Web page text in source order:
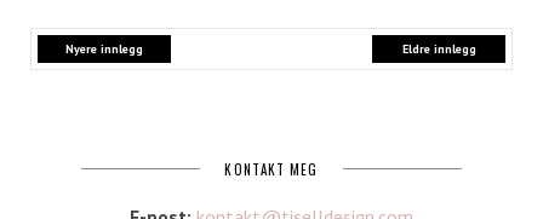
Nyere innlegg Eldre innlegg
KONTAKT MEG